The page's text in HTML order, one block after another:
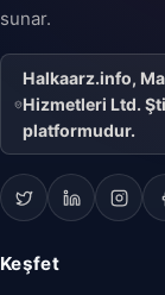
sunar.
Halkaarz.info,
Hizmetleri Ltd.
platformudur.
Keşfet